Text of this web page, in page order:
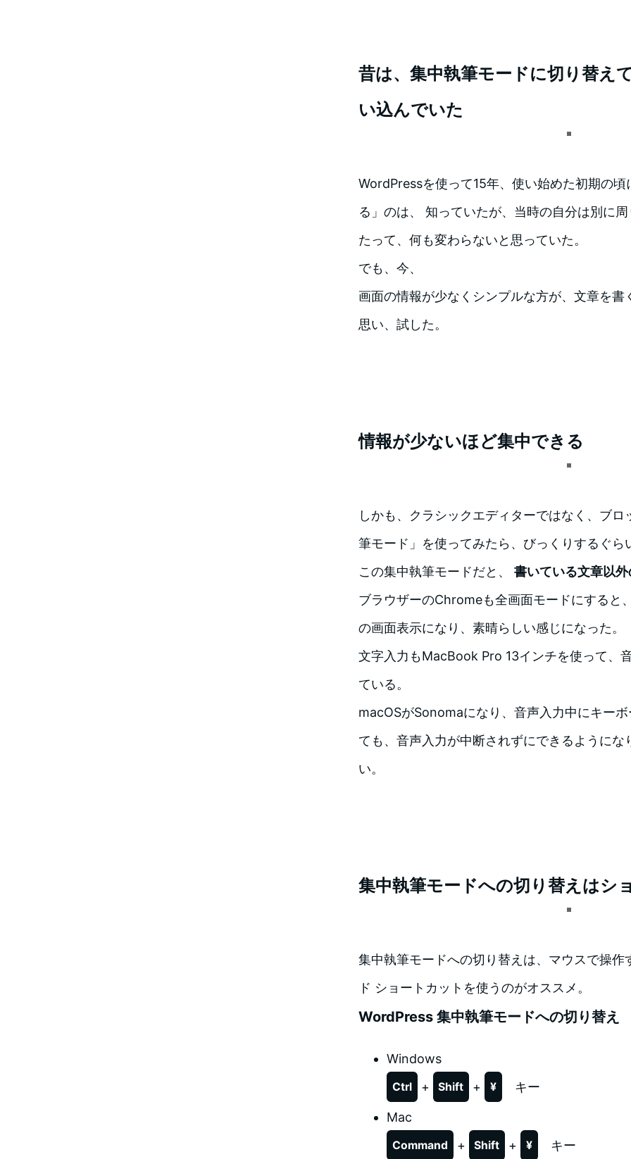
昔は、集中執筆モードに切り替え
い込んでいた
WordPressを使って15年、使い始めた初期の
る」のは、 知っていたが、当時の自分は別に
たって、何も変わらないと思っていた。
でも、今、
画面の情報が少なくシンプルな方が、文章を書
思い、試した。
情報が少ないほど集中できる
しかも、クラシックエディターではなく、ブ
筆モード」を使ってみたら、びっくりするぐら
この集中執筆モードだと、 書いている文章以外
ブラウザーのChromeも全画面モードにすると
の画面表示になり、素晴らしい感じになった。
文字入力もMacBook Pro 13インチを使って、
ている。
macOSがSonomaになり、音声入力中にキー
ても、音声入力が中断されずにできるようにな
い。
集中執筆モードへの切り替えはシ
集中執筆モードへの切り替えは、マウスで操作
ド ショートカットを使うのがオススメ。
WordPress 集中執筆モードへの切り替え
Windows
Ctrl + Shift + ¥ キー
Mac
Command + Shift + ¥ キー